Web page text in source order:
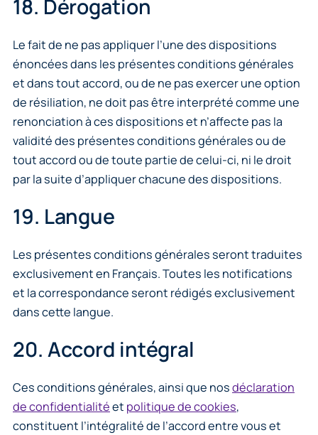
18. Dérogation
Le fait de ne pas appliquer l’une des dispositions
énoncées dans les présentes conditions générales
et dans tout accord, ou de ne pas exercer une option
de résiliation, ne doit pas être interprété comme une
renonciation à ces dispositions et n’affecte pas la
validité des présentes conditions générales ou de
tout accord ou de toute partie de celui-ci, ni le droit
par la suite d’appliquer chacune des dispositions.
19. Langue
Les présentes conditions générales seront traduites
exclusivement en Français. Toutes les notifications
et la correspondance seront rédigés exclusivement
dans cette langue.
20. Accord intégral
Ces conditions générales, ainsi que nosdéclaration
de confidentialitéet politique de cookies,
constituent l’intégralité de l’accord entre vous et